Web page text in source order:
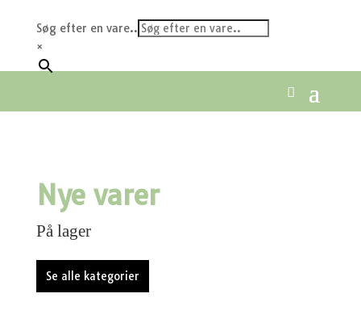
Søg efter en vare..
×
Nye varer
På lager
Se alle kategorier